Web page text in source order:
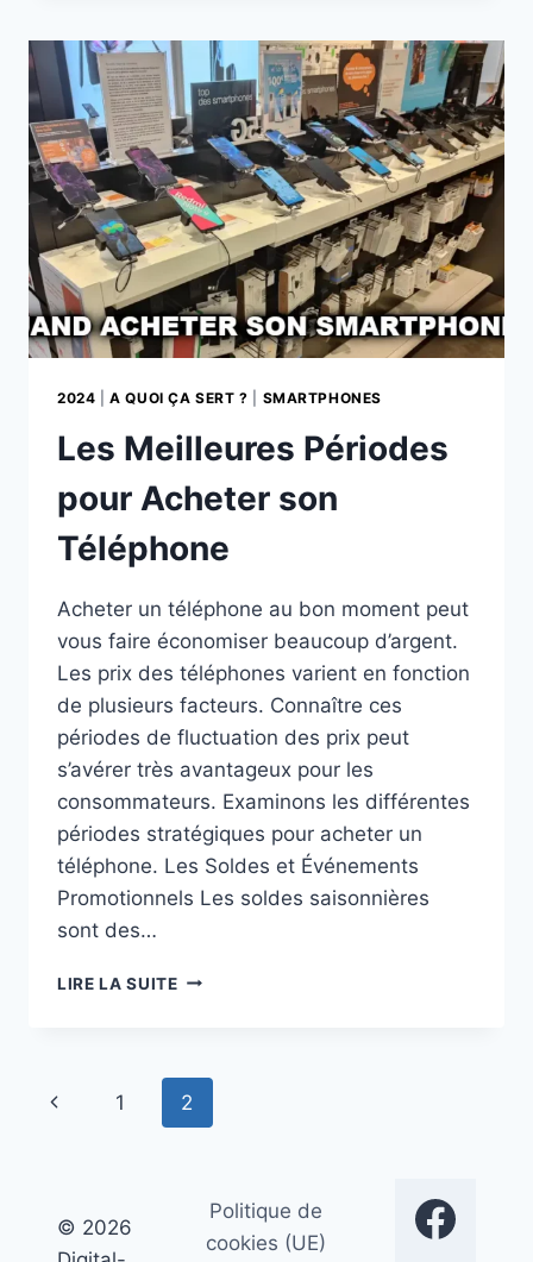
SMARTPHONE,
PLIABLE
ET
TABLETTE
?
2024 |A QUOI ÇA SERT ? SMARTPHONES
Les Meilleures Périodes
pour Acheter son
Téléphone
Acheter un téléphone au bon moment peut
vous faire économiser beaucoup d’argent.
Les prix des téléphones varient en fonction
de plusieurs facteurs. Connaître ces
périodes de fluctuation des prix peut
s’avérer très avantageux pour les
consommateurs. Examinons les différentes
périodes stratégiques pour acheter un
téléphone. Les Soldes et Événements
Promotionnels Les soldes saisonnières
sont des…
LIRE LA SUITELES
ACHETER
SON
TÉLÉPHONE
Navigation
Page
1 2
© 2026
Politique de
cookies (UE)